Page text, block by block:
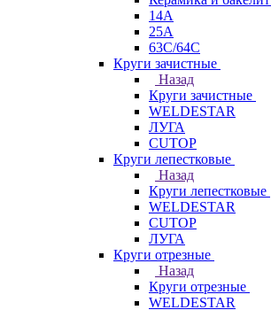
14А
25А
63С/64С
Круги зачистные
Назад
Круги зачистные
WELDESTAR
ЛУГА
CUTOP
Круги лепестковые
Назад
Круги лепестковые
WELDESTAR
CUTOP
ЛУГА
Круги отрезные
Назад
Круги отрезные
WELDESTAR